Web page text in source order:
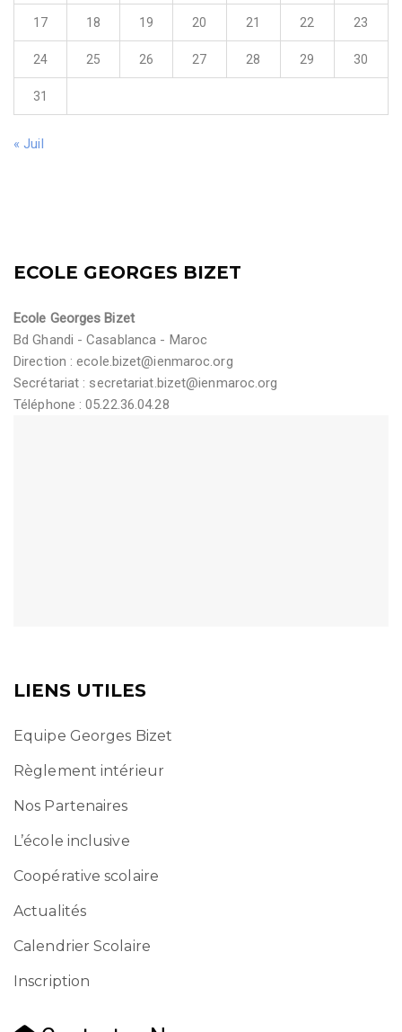
17 18 19 20 21 22 23
24 25 26 27 28 29 30
31
« Juil
ECOLE GEORGES BIZET
Ecole Georges Bizet
Bd Ghandi - Casablanca - Maroc
Direction :ecole.bizet@ienmaroc.org
Secrétariat : secretariat.bizet@ienmaroc.org
Téléphone : 05.22.36.04.28
LIENS UTILES
Equipe Georges Bizet
Règlement intérieur
Nos Partenaires
L’école inclusive
Coopérative scolaire
Actualités
Calendrier Scolaire
Inscription